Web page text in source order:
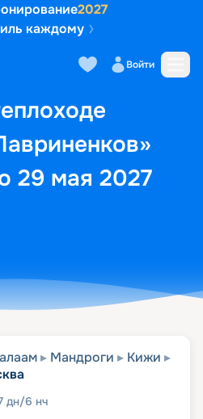
2027
каждому
Войти
29 мая 2027
кают Маршрут и
Мандроги
Кижи
дн/6 нч